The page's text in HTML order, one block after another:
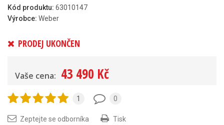
Kód produktu: 63010147
Výrobce: Weber
PRODEJ UKONČEN
Vaše cena: 43 490 Kč
1 0
Zeptejte se odborníka Tisk